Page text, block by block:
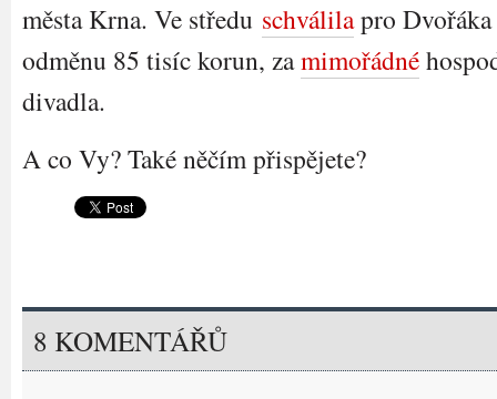
města Krna. Ve středu schválilapro
odměnu 85 tisíc korun, zamimořádné
divadla.
A co Vy? Také něčím přispějete?
8 KOMENTÁŘŮ